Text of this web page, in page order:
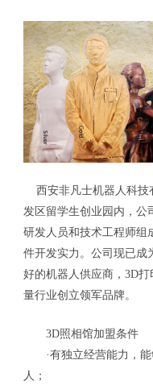
西安非凡士机器人科技
发区留学生创业园内，公
研发人员和技术工程师组
件开发实力。公司现已成
好的机器人供应商，3D
量行业创立领军品牌。
3D照相馆加盟条件
·有独立经营能力，能
人；